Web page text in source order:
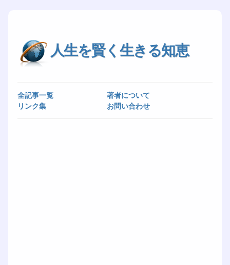
人生を賢く生きる知恵
全記事一覧
著者について
リンク集
お問い合わせ